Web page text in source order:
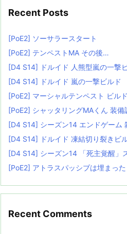
Recent Posts
[PoE2] ソーサラースタート
[PoE2] テンペストMA その後…
[D4 S14] ドルイド 人熊型嵐の一撃
[D4 S14] ドルイド 嵐の一撃ビルド
[PoE2] マーシャルテンペスト ビル
[PoE2] シャッタリングMAくん 装備
[D4 S14] シーズン14 エンドゲーム
[D4 S14] ドルイド 凍結切り裂きビ
[D4 S14] シーズン14 「死主覚醒」
[PoE2] アトラスパッシブは埋まった
Recent Comments